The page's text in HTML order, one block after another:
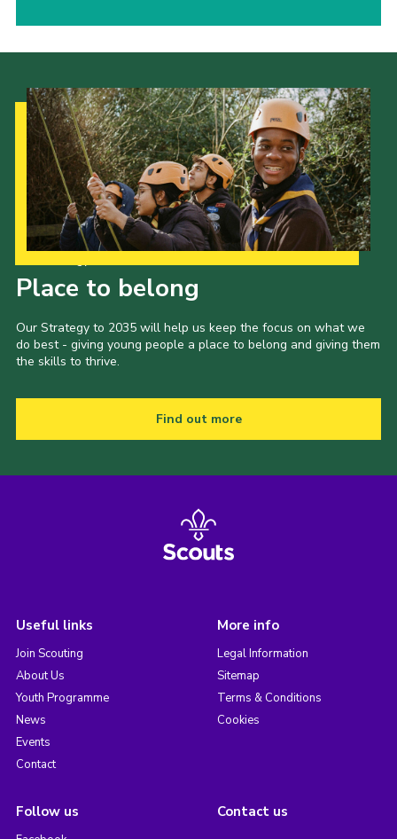
Place to belong
Our Strategy to 2035 will help us keep the focus on what we
do best - giving young people a place to belong and giving them
the skills to thrive.
Find out more
Useful links
Join Scouting
About Us
Youth Programme
News
Events
Contact
More info
Legal Information
Sitemap
Terms & Conditions
Cookies
Follow us Contact us